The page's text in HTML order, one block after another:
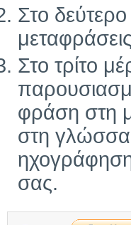
Στο δεύτερο
Στο τρίτο
φράση στη
στη γλώσσα
ηχογράφηση
σας.